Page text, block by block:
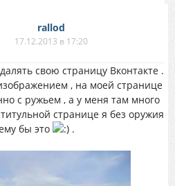
rallod
17.12.2013 в 17:20
свою страницу Вконтакте .
, на моей странице
с ружьем , а у меня там много
странице я без оружия
бы это
.